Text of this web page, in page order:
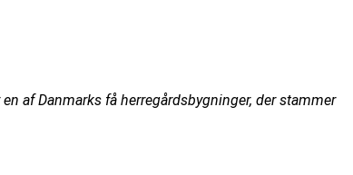
af Danmarks få herregårdsbygninger, der stammer